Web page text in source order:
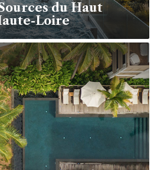
du Haut
Loire